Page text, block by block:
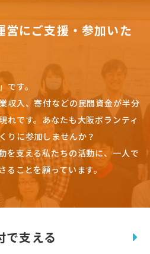
営にご支援・参加いた
です。
収入、寄付などの民間資金が半分
れです。 あなたも大阪ボランティ
りに参加しませんか？
を支える私たちの活動に、一人で
ることを願っています。
で支える